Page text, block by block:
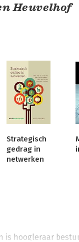
Heuvelhof
Strategisch
gedrag in
netwerken
is hoogleraar